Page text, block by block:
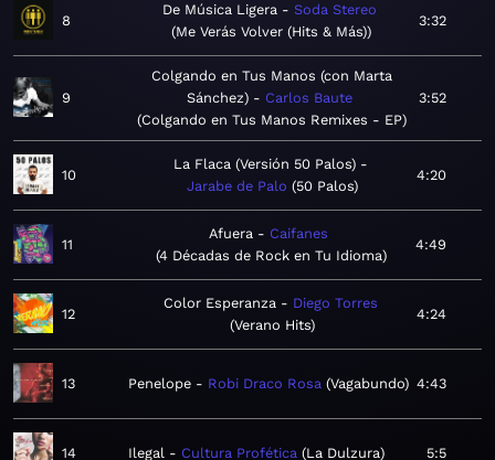
8
De Música Ligera
Soda Stereo
Me Verás Volver (Hits & Más)
3:32
9
Colgando en Tus Manos (con Marta
Sánchez)
Carlos Baute
Colgando en Tus Manos Remixes - EP
3:52
10
La Flaca (Versión 50 Palos)
Jarabe de Palo
50 Palos
4:20
11
Afuera
Caifanes
4 Décadas de Rock en Tu Idioma
4:49
12
Color Esperanza
Diego Torres
Verano Hits
4:24
13 Penelope Robi Draco Rosa Vagabundo 4:43
14 Ilegal Cultura Profética La Dulzura 5:5